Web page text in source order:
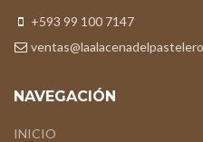
+593 99 100 7147
NAVEGACIÓN
INICIO